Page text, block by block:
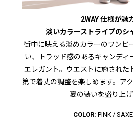
2WAY 仕様が魅
淡いカラーストライプのシ
街中に映える淡めカラーのワンピ
い、トラッド感のあるキャンディ
エレガント。ウエストに施された
第で着丈の調整を楽しめます。ア
夏の装いを盛り上げ
COLOR: PINK /